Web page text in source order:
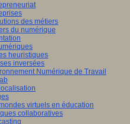
des métiers
du numérique
heuristiques
inversées
Numérique de Travail
virtuels en éducation
collaboratives